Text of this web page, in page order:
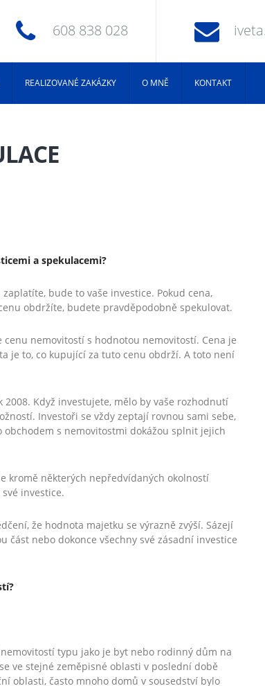
608 838 028
REALIZOVANÉ ZAKÁZKY O MNĚ KONTAKT
a spekulacemi?
bude to vaše investice. Pokud cena,
obdržíte, budete pravděpodobně spekulovat.
nemovitostí s hodnotou nemovitostí. Cena je
je to, co kupující za tuto cenu obdrží. A toto není
Když investujete, mělo by vaše rozhodnutí
Investoři se vždy zeptají rovnou sami sebe,
s nemovitostmi dokážou splnit jejich
kromě některých nepředvídaných okolností
investice.
že hodnota majetku se výrazně zvýší. Sázejí
část nebo dokonce všechny své zásadní investice
typu jako je byt nebo rodinný dům na
ve stejné zeměpisné oblasti v poslední době
oblasti, často mnoho domů v sousedství bylo